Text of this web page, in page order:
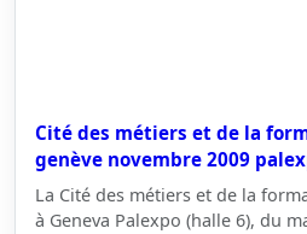
Cité des métiers et de la
genève novembre 2009
La Cité des métiers et de la
à Geneva Palexpo (halle 6), du